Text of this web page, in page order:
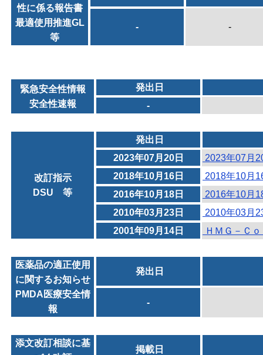
性に係る報告書
最適使用推進GL
等
- -
緊急安全性情報
安全性速報
発出日
-
改訂指示
DSU 等
発出日
2023年07月20日
2023年07月
2018年10月16日
2018年10月
2016年10月18日
2016年10月
2010年03月23日
2010年03月
2001年09月14日
ＨＭＧ－Ｃ
医薬品の適正使用
に関するお知らせ
PMDA医療安全情
報
発出日
-
添文改訂相談に基
掲載日